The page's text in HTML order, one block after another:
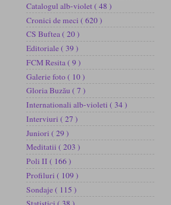
Catalogul alb-violet( 48 )
Cronici de meci ( 620 )
CS Buftea( 20 )
Editoriale( 39 )
FCM Resita( 9 )
Galerie foto( 10 )
Gloria Buzău ( 7 )
Internationali alb-violeti ( 34 )
Interviuri ( 27 )
Juniori ( 29 )
Meditatii ( 203 )
Poli II ( 166 )
Profiluri ( 109 )
Sondaje( 115 )